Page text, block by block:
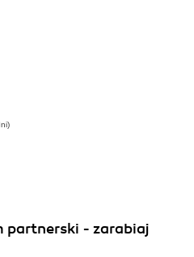
partnerski - zarabiaj